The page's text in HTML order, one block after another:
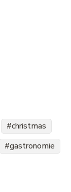
christmas
gastronomie